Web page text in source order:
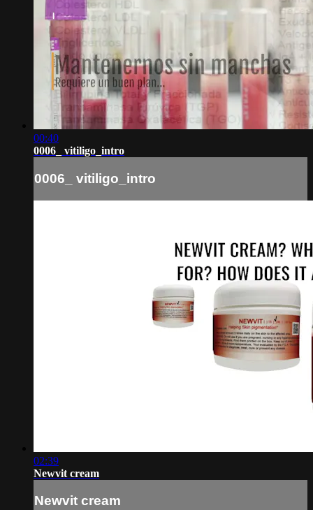
00:40
0006_ vitiligo_intro
0006_ vitiligo_intro
02:39
Newvit cream
Newvit cream